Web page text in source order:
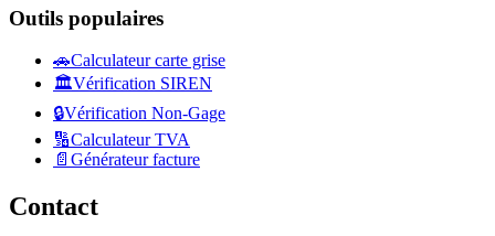
Outils populaires
🚗Calculateur carte grise
🏛️Vérification SIREN
🔒Vérification Non-Gage
🔢Calculateur TVA
📄 Générateur facture
Contact